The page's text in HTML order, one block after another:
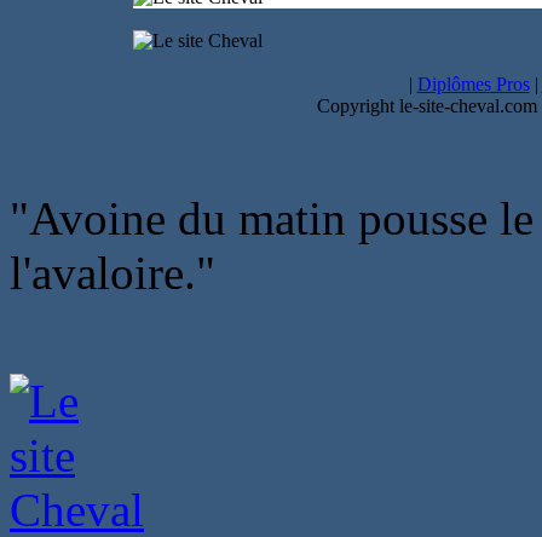
| Diplômes Pros|
Copyright le-site-
"Avoine du matin pousse
l'avaloire."